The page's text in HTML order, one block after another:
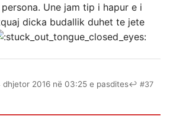
Une jam tip i hapur e i
dicka budallik duhet te jete
dhjetor 2016 në 03:25 e pasdites↩ #37